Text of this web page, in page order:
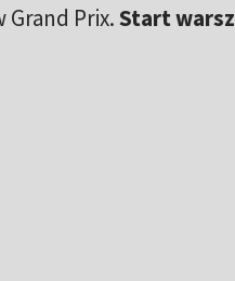
Grand Prix.Start